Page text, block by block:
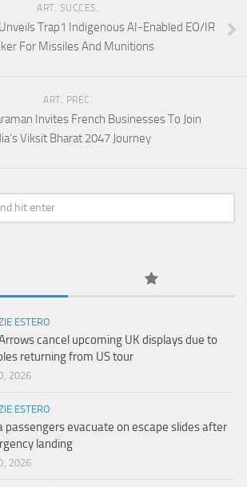
ART. SUCCES.
Trap1 Indigenous AI-Enabled EO/IR
For Missiles And Munitions
ART. PREC.
Invites French Businesses To Join
Viksit Bharat 2047 Journey
ESTERO
cancel upcoming UK displays due to
returning from US tour
2026
ESTERO
passengers evacuate on escape slides after
landing
2026